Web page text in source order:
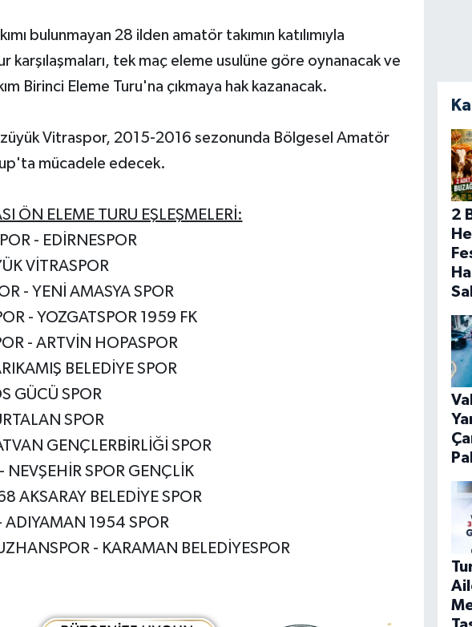
bulunmayan 28 ilden amatör takımın katılımıyla
karşılaşmaları, tek maç eleme usulüne göre oynanacak ve
Birinci Eleme Turu'na çıkmaya hak kazanacak.
Vitraspor, 2015-2016 sezonunda Bölgesel Amatör
mücadele edecek.
ÖN ELEME TURU EŞLEŞMELERİ:
- EDİRNESPOR
VİTRASPOR
- YENİ AMASYA SPOR
- YOZGATSPOR 1959 FK
- ARTVİN HOPASPOR
BELEDİYE SPOR
GÜCÜ SPOR
SPOR
GENÇLERBİRLİĞİ SPOR
NEVŞEHİR SPOR GENÇLİK
AKSARAY BELEDİYE SPOR
ADIYAMAN 1954 SPOR
- KARAMAN BELEDİYESPOR
2